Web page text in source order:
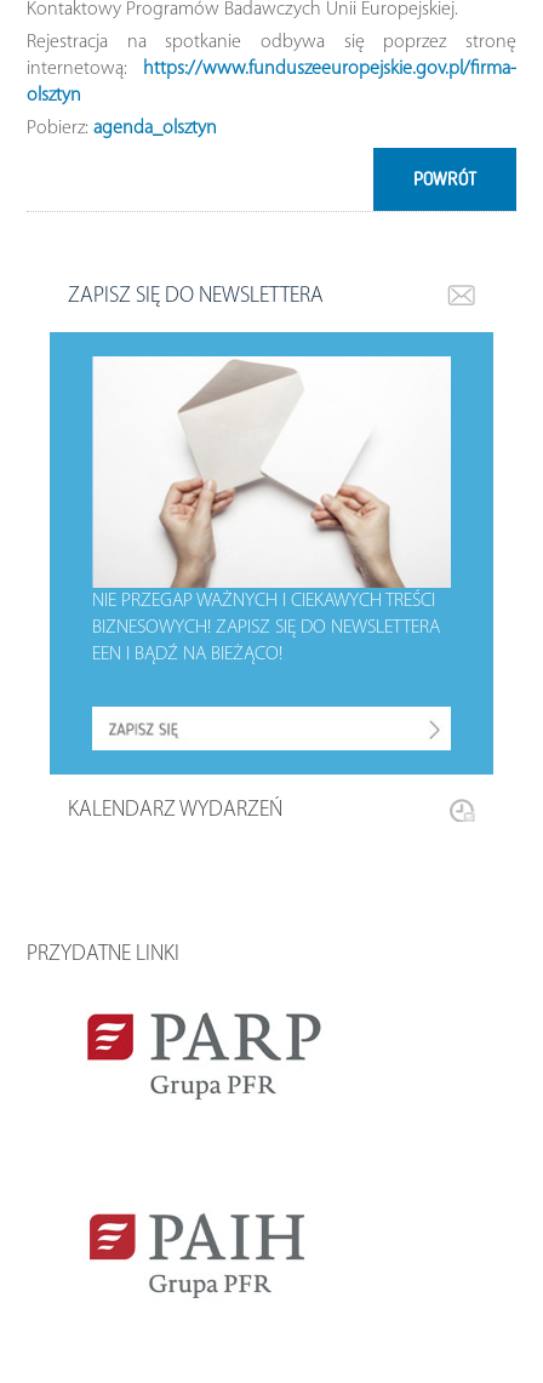
Kontaktowy Programów Badawczych Unii Europejskiej.
Rejestracja na spotkanie odbywa się poprzez stronę
internetową: https://www.funduszeeuropejskie.gov.pl/firma-
olsztyn
Pobierz:agenda_olsztyn
POWRÓT
ZAPISZ SIĘ DO NEWSLETTERA
NIE PRZEGAP WAŻNYCH I CIEKAWYCH TREŚCI
BIZNESOWYCH!ZAPISZ SIĘ DO NEWSLETTERA
EEN I BĄDŹ NA BIEŻĄCO!
KALENDARZ WYDARZEŃ
PRZYDATNE LINKI